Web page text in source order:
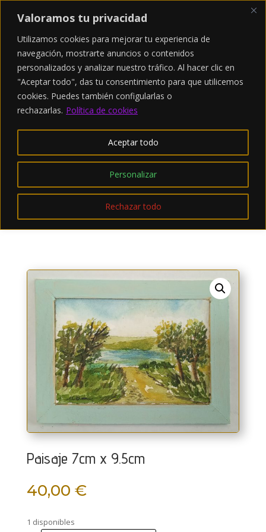
Valoramos tu privacidad
Utilizamos cookies para mejorar tu experiencia de
navegación, mostrarte anuncios o contenidos
personalizados y analizar nuestro tráfico. Al hacer clic en
"Aceptar todo", das tu consentimiento para que utilicemos
cookies. Puedes también configularlas o
rechazarlas. Política de cookies
Personalizar
Rechazar todo
Aceptar todo
Paisaje 7cm x 9.5cm
40,00 €
1 disponibles